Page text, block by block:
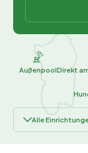
AußenpoolDirekt
Alle